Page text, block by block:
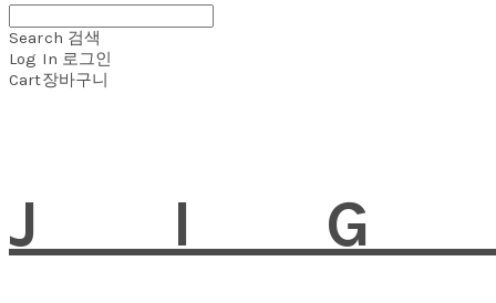
Search 검색
Log In 로그인
Cart장바구니